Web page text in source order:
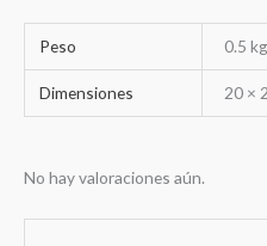
Peso 0.5 kg
Dimensiones 20 ×
No hay valoraciones aún.